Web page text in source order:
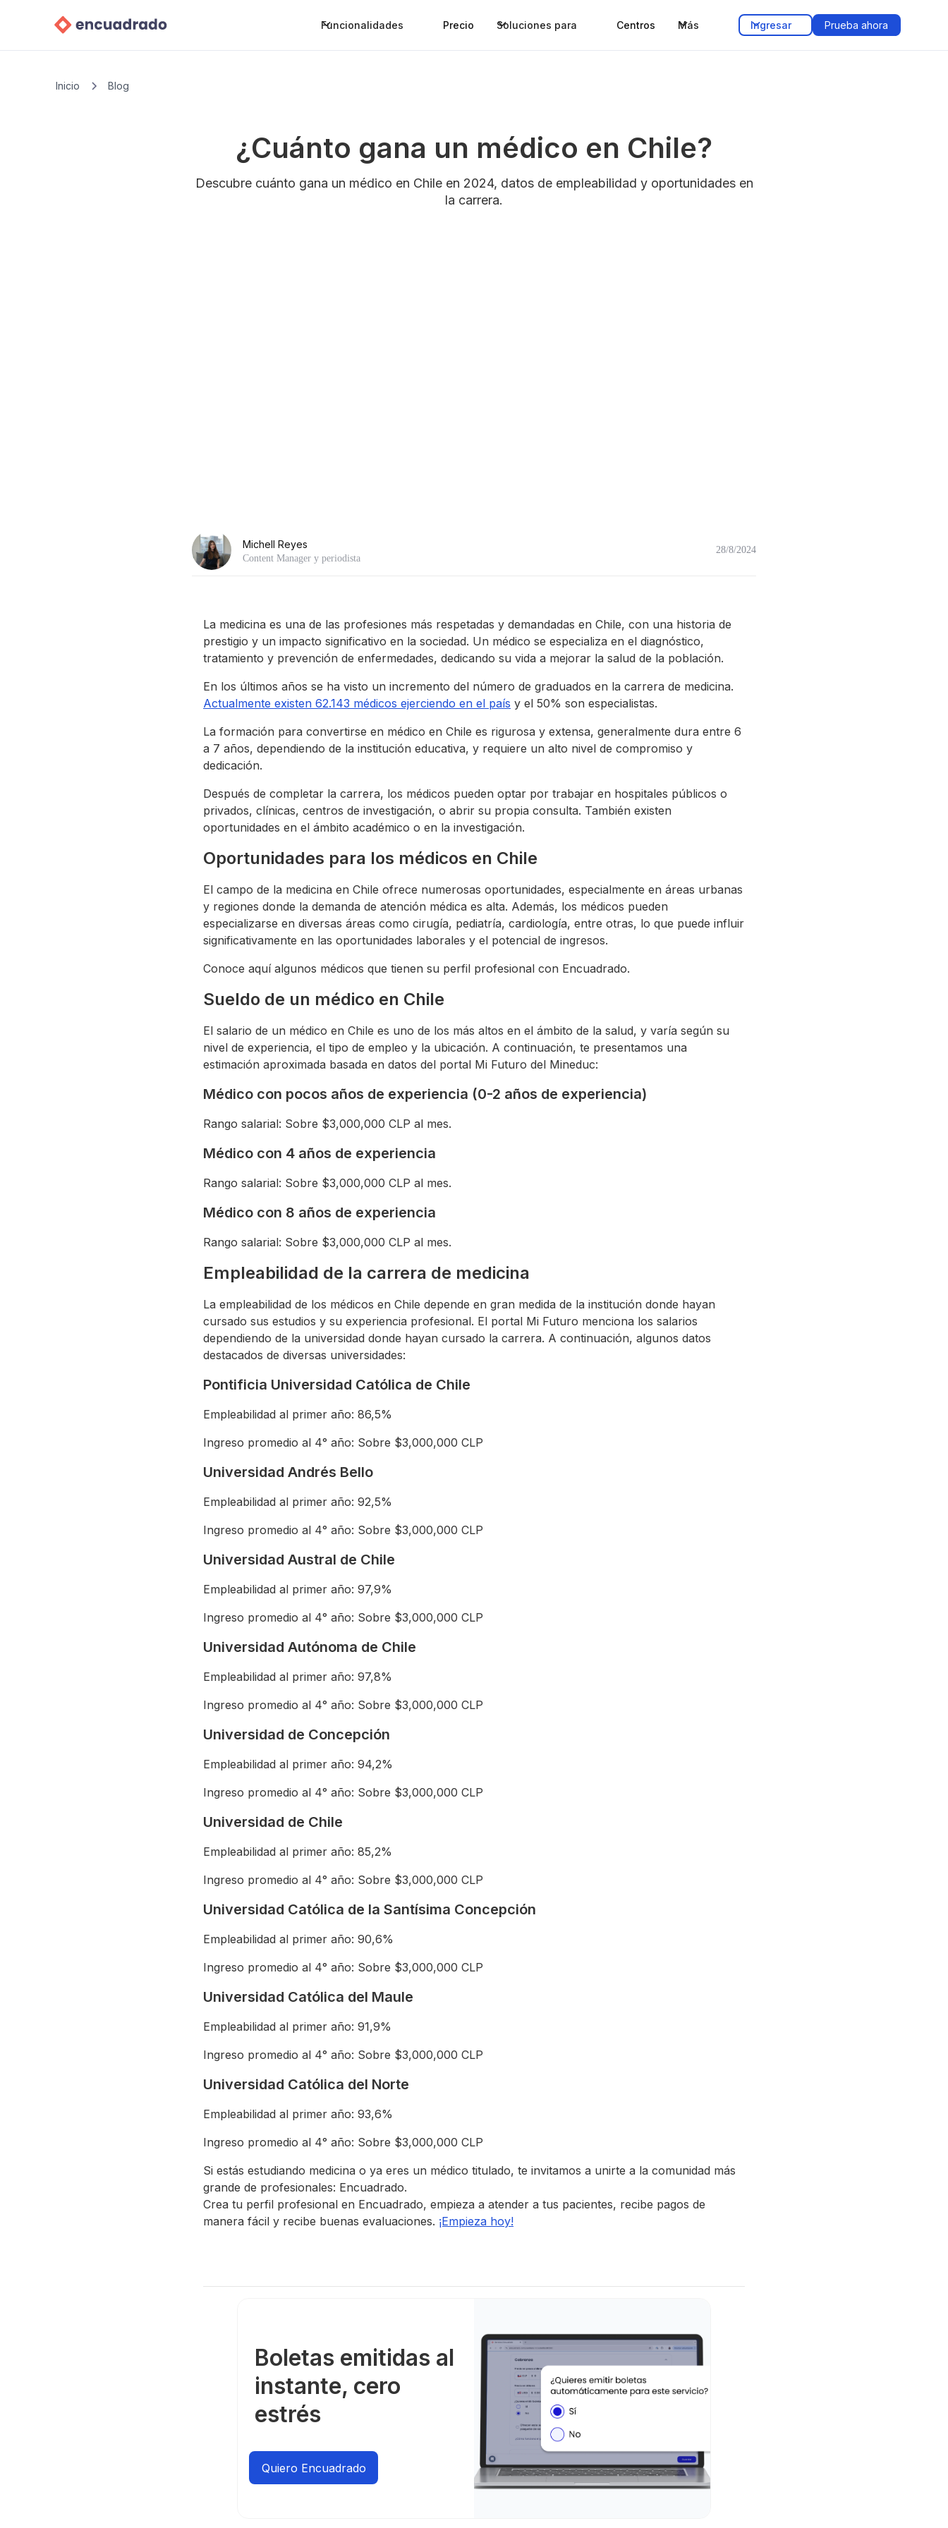
Funcionalidades Precio Soluciones para Centros Más Ingresar Prueba ahora
Inicio Blog
¿Cuánto gana un médico en Chile?
Descubre cuánto gana un médico en Chile en 2024, datos de empleabilidad y oportunidades en
la carrera.
Michell Reyes
Content Manager y periodista
28/8/2024
La medicina es una de las profesiones más respetadas y demandadas en Chile, con una historia de
prestigio y un impacto significativo en la sociedad. Un médico se especializa en el diagnóstico,
tratamiento y prevención de enfermedades, dedicando su vida a mejorar la salud de la población.
En los últimos años se ha visto un incremento del número de graduados en la carrera de medicina.
Actualmente existen 62.143 médicos ejerciendo en el país y el 50% son especialistas.
La formación para convertirse en médico en Chile es rigurosa y extensa, generalmente dura entre 6
a 7 años, dependiendo de la institución educativa, y requiere un alto nivel de compromiso y
dedicación.
Después de completar la carrera, los médicos pueden optar por trabajar en hospitales públicos o
privados, clínicas, centros de investigación, o abrir su propia consulta. También existen
oportunidades en el ámbito académico o en la investigación.
Oportunidades para los médicos en Chile
El campo de la medicina en Chile ofrece numerosas oportunidades, especialmente en áreas urbanas
y regiones donde la demanda de atención médica es alta. Además, los médicos pueden
especializarse en diversas áreas como cirugía, pediatría, cardiología, entre otras, lo que puede influir
significativamente en las oportunidades laborales y el potencial de ingresos.
Conoce aquí algunos médicos que tienen su perfil profesional con Encuadrado.
Sueldo de un médico en Chile
El salario de un médico en Chile es uno de los más altos en el ámbito de la salud, y varía según su
nivel de experiencia, el tipo de empleo y la ubicación. A continuación, te presentamos una
estimación aproximada basada en datos del portal Mi Futuro del Mineduc:
Médico con pocos años de experiencia (0-2 años de experiencia)
Rango salarial: Sobre $3,000,000 CLP al mes.
Médico con 4 años de experiencia
Rango salarial: Sobre $3,000,000 CLP al mes.
Médico con 8 años de experiencia
Rango salarial: Sobre $3,000,000 CLP al mes.
Empleabilidad de la carrera de medicina
La empleabilidad de los médicos en Chile depende en gran medida de la institución donde hayan
cursado sus estudios y su experiencia profesional. El portal Mi Futuro menciona los salarios
dependiendo de la universidad donde hayan cursado la carrera. A continuación, algunos datos
destacados de diversas universidades:
Pontificia Universidad Católica de Chile
Empleabilidad al primer año: 86,5%
Ingreso promedio al 4° año: Sobre $3,000,000 CLP
Universidad Andrés Bello
Empleabilidad al primer año: 92,5%
Ingreso promedio al 4° año: Sobre $3,000,000 CLP
Universidad Austral de Chile
Empleabilidad al primer año: 97,9%
Ingreso promedio al 4° año: Sobre $3,000,000 CLP
Universidad Autónoma de Chile
Empleabilidad al primer año: 97,8%
Ingreso promedio al 4° año: Sobre $3,000,000 CLP
Universidad de Concepción
Empleabilidad al primer año: 94,2%
Ingreso promedio al 4° año: Sobre $3,000,000 CLP
Universidad de Chile
Empleabilidad al primer año: 85,2%
Ingreso promedio al 4° año: Sobre $3,000,000 CLP
Universidad Católica de la Santísima Concepción
Empleabilidad al primer año: 90,6%
Ingreso promedio al 4° año: Sobre $3,000,000 CLP
Universidad Católica del Maule
Empleabilidad al primer año: 91,9%
Ingreso promedio al 4° año: Sobre $3,000,000 CLP
Universidad Católica del Norte
Empleabilidad al primer año: 93,6%
Ingreso promedio al 4° año: Sobre $3,000,000 CLP
Si estás estudiando medicina o ya eres un médico titulado, te invitamos a unirte a la comunidad más
grande de profesionales: Encuadrado.
Crea tu perfil profesional en Encuadrado, empieza a atender a tus pacientes, recibe pagos de
manera fácil y recibe buenas evaluaciones. ¡Empieza hoy!
Boletas emitidas al
instante, cero
estrés
Quiero Encuadrado